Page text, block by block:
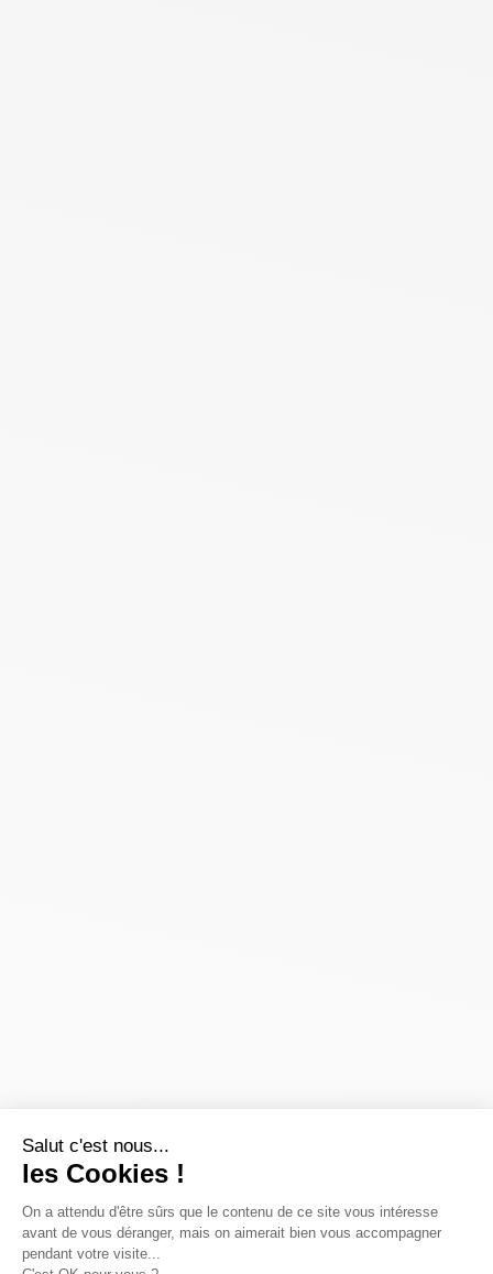
Salut c'est nous...
les Cookies !
On a attendu d'être sûrs que le contenu de ce site vous intéresse
avant de vous déranger, mais on aimerait bien vous accompagner
pendant votre visite...